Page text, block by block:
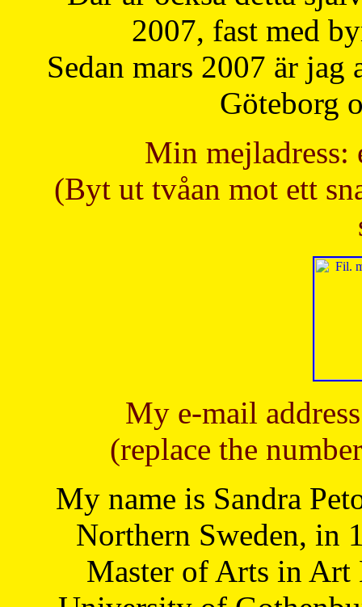
2007, fast med
Sedan mars 2007 är
Göteborg
Min mejladress:
(Byt ut tvåan mot ett
My e-mail
(replace the
My name is Sandra
Northern Sweden, in
Master of Arts in Art